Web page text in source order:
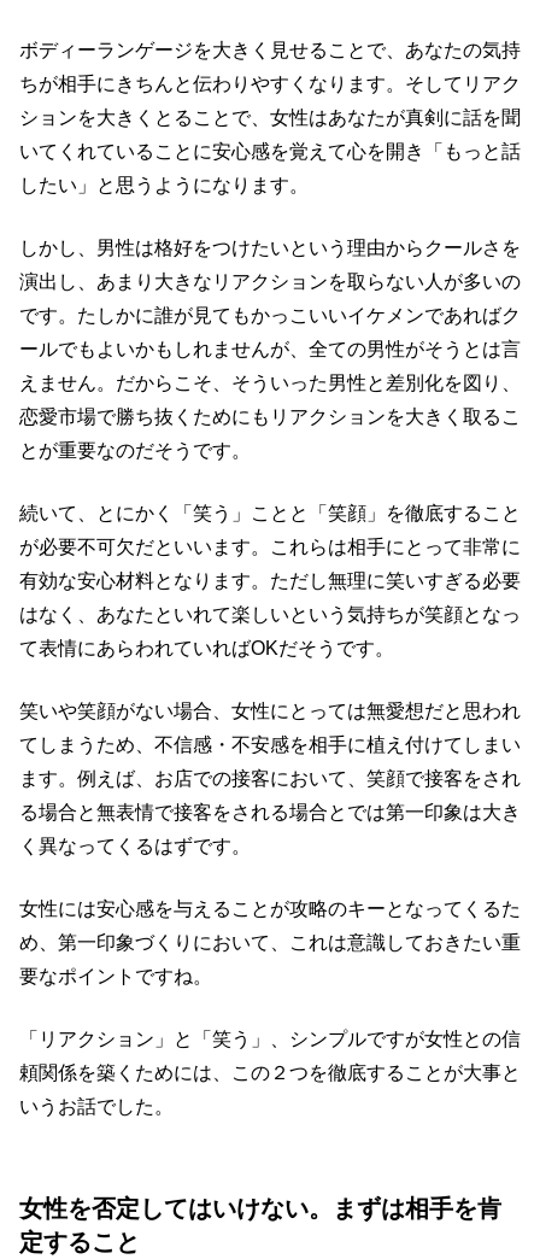
ボディーランゲージを大きく見せることで、あなたの気持
ちが相手にきちんと伝わりやすくなります。そしてリアク
ションを大きくとることで、女性はあなたが真剣に話を聞
いてくれていることに安心感を覚えて心を開き「もっと話
したい」と思うようになります。
しかし、男性は格好をつけたいという理由からクールさを
演出し、あまり大きなリアクションを取らない人が多いの
です。たしかに誰が見てもかっこいいイケメンであればク
ールでもよいかもしれませんが、全ての男性がそうとは言
えません。だからこそ、そういった男性と差別化を図り、
恋愛市場で勝ち抜くためにもリアクションを大きく取るこ
とが重要なのだそうです。
続いて、とにかく「笑う」ことと「笑顔」を徹底すること
が必要不可欠だといいます。これらは相手にとって非常に
有効な安心材料となります。ただし無理に笑いすぎる必要
はなく、あなたといれて楽しいという気持ちが笑顔となっ
て表情にあらわれていればOKだそうです。
笑いや笑顔がない場合、女性にとっては無愛想だと思われ
てしまうため、不信感・不安感を相手に植え付けてしまい
ます。例えば、お店での接客において、笑顔で接客をされ
る場合と無表情で接客をされる場合とでは第一印象は大き
く異なってくるはずです。
女性には安心感を与えることが攻略のキーとなってくるた
め、第一印象づくりにおいて、これは意識しておきたい重
要なポイントですね。
「リアクション」と「笑う」、シンプルですが女性との信
頼関係を築くためには、この２つを徹底することが大事と
いうお話でした。
女性を否定してはいけない。まずは相手を肯
定すること